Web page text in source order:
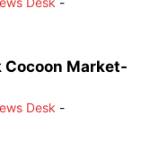
Market-
Desk -